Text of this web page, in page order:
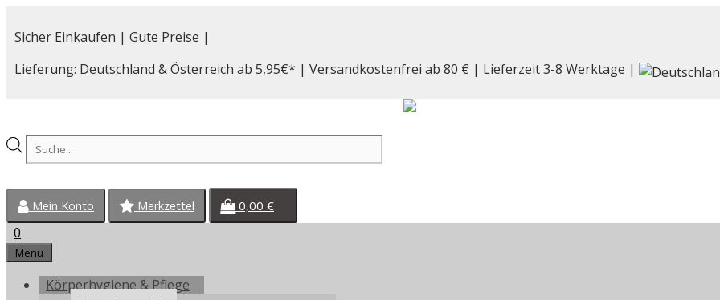
Inhalt
Sicher Einkaufen | Gute Preise |
Lieferung: Deutschland & Österreich ab 5,95€* | Versandkostenfrei ab 80 € | Lieferzeit 3-8 Werktage |
Products
search
Mein Konto Merkzettel 0,00 €
0
Menu
Körperhygiene & Pflege